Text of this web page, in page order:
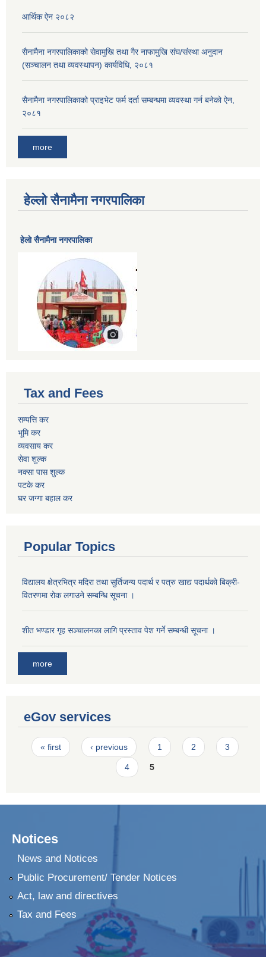
आर्थिक ऐन २०८२
सैनामैना नगरपालिकाको सेवामुखि तथा गैर नाफामुखि संघ/संस्था अनुदान
(सञ्चालन तथा व्यवस्थापन) कार्यविधि, २०८१
सैनामैना नगरपालिकाको प्राइभेट फर्म दर्ता सम्बन्धमा व्यवस्था गर्न बनेको ऐन,
२०८१
more
हेल्लो सैनामैना नगरपालिका
हेलाे सैनामैना नगरपालिका
Tax and Fees
सम्पत्ति कर
भूमि कर
व्यवसाय कर
सेवा शुल्क
नक्सा पास शुल्क
पटके कर
घर जग्गा बहाल कर
Popular Topics
विद्यालय क्षेत्रभित्र मदिरा तथा सुर्तिजन्य पदार्थ र पत्रु खाद्य पदार्थको बिक्री-
वितरणमा रोक लगाउने सम्बन्धि सूचना ।
शीत भण्डार गृह सञ्चालनका लागि प्रस्ताव पेश गर्ने सम्बन्धी सूचना ।
more
eGov services
Pages
« first ‹ previous 1 2 3
4 5
Notices
News and Notices
Public Procurement/ Tender Notices
Act, law and directives
Tax and Fees